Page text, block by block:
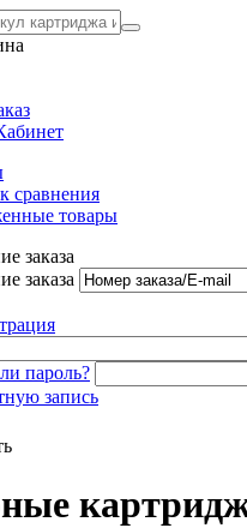
сравнения
товары
заказа
заказа
пароль?
запись